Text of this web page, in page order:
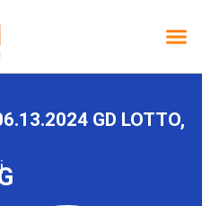
GD LOTTO,